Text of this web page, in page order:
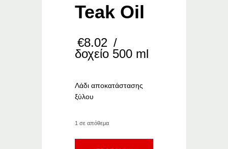
Teak Oil
€8.02 /
δοχείο 500 ml
Λάδι αποκατάστασης
ξύλου
1 σε απόθεμα